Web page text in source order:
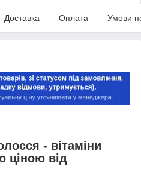
Доставка Оплата Умови
- вітаміни
ціною від